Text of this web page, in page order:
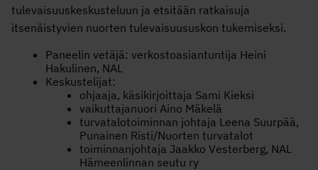
tulevaisuuskeskusteluun ja etsitään ratkaisuja
itsenäistyvien nuorten tulevaisuususkon tukemiseksi.
Paneelin vetäjä: verkostoasiantuntija Heini
Hakulinen, NAL
Keskustelijat:
ohjaaja, käsikirjoittaja Sami Kieksi
vaikuttajanuori Aino Mäkelä
turvatalotoiminnan johtaja Leena Suurpää,
Punainen Risti/Nuorten turvatalot
toiminnanjohtaja Jaakko Vesterberg, NAL
Hämeenlinnan seutu ry